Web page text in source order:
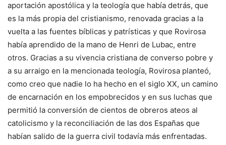
aportación apostólica y la teología que había detrás, que
es la más propia del cristianismo, renovada gracias a la
vuelta a las fuentes bíblicas y patrísticas y que Rovirosa
había aprendido de la mano de Henri de Lubac, entre
otros. Gracias a su vivencia cristiana de converso pobre y
a su arraigo en la mencionada teología, Rovirosa planteó,
como creo que nadie lo ha hecho en el siglo XX, un camino
de encarnación en los empobrecidos y en sus luchas que
permitió la conversión de cientos de obreros ateos al
catolicismo y la reconciliación de las dos Españas que
habían salido de la guerra civil todavía más enfrentadas.